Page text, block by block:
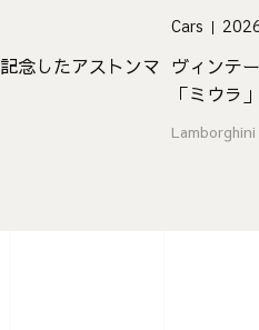
念したアストンマ
Cars
ヴィンテ
「ミウラ
Lamborghini